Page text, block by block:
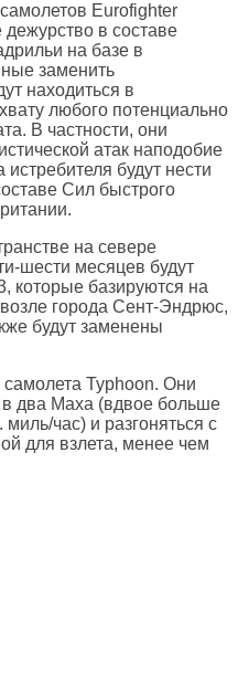
Eurofighter
дежурство в составе
на базе в
заменить
находиться в
любого потенциально
В частности, они
атак наподобие
будут нести
Сил быстрого
на севере
шести месяцев будут
которые базируются на
города Сент-Эндрюс,
будут заменены
самолета Typhoon. Они
в два Маха (вдвое больше
миль/час) и разгоняться с
для взлета, менее чем